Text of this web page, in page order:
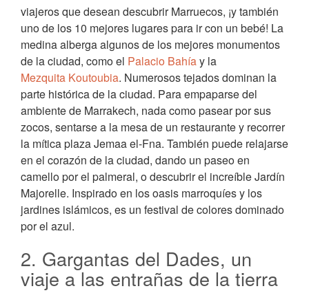
viajeros que desean descubrir Marruecos, ¡y también
uno de los 10 mejores lugares para ir con un bebé! La
medina alberga algunos de los mejores monumentos
de la ciudad, como el Palacio Bahíay la
Mezquita Koutoubia. Numerosos tejados dominan la
parte histórica de la ciudad. Para empaparse del
ambiente de Marrakech, nada como pasear por sus
zocos, sentarse a la mesa de un restaurante y recorrer
la mítica plaza Jemaa el-Fna. También puede relajarse
en el corazón de la ciudad, dando un paseo en
camello por el palmeral, o descubrir el increíble Jardín
Majorelle. Inspirado en los oasis marroquíes y los
jardines islámicos, es un festival de colores dominado
por el azul.
2. Gargantas del Dades, un
viaje a las entrañas de la tierra